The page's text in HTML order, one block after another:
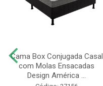
Cama Box Conjugada Casal
com Molas Ensacadas
Design América ...